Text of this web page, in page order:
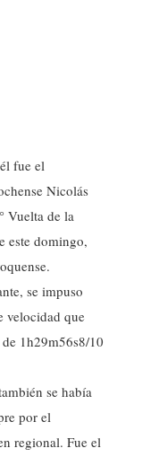
fue el
Nicolás
Vuelta de la
este domingo,
se impuso
velocidad que
1h29m56s8/10
se había
por el
regional. Fue el